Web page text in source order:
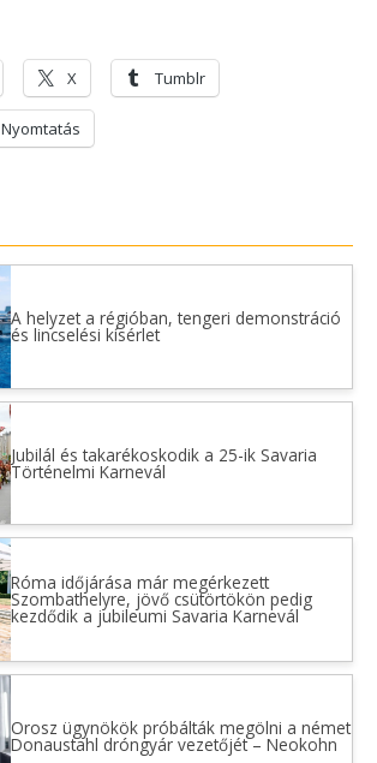
X Tumblr
Nyomtatás
A helyzet a régióban, tengeri demonstráció
és lincselési kísérlet
Jubilál és takarékoskodik a 25-ik Savaria
Történelmi Karnevál
Róma időjárása már megérkezett
Szombathelyre, jövő csütörtökön pedig
kezdődik a jubileumi Savaria Karnevál
Orosz ügynökök próbálták megölni a német
Donaustahl dróngyár vezetőjét – Neokohn